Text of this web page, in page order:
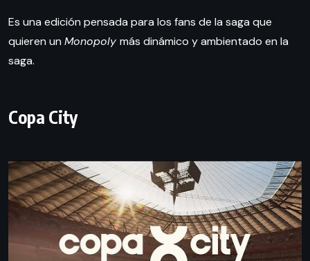
Es una edición pensada para los fans de la saga que
quieren un Monopoly más dinámico y ambientado en la
saga.
Copa City